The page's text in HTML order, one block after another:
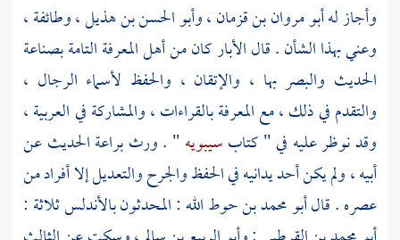
وأجاز لهأبو مروان بن قزمان،وأبو الحسن بن هذيل، وطائفة ،
وعني بهذا الشأن . قالالأباركان من أهل المعرفة التامة بصناعة
الحديث والبصر بها ، والإتقان ، والحفظ لأسماء الرجال ،
والتقدم في ذلك ، مع المعرفة بالقراءات ، والمشاركة في العربية ،
وقد نوظر عليه في " كتابسيبويه" . ورث براعة الحديث عن
أبيه ، ولم يكن أحد يدانيه في الحفظ والجرح والتعديل إلا أفراد من
عصره . قالأبو محمد بن حوط الله: المحدثونبالأندلسثلاثة :